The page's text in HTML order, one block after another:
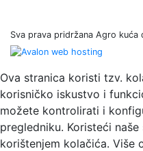
Sva prava pridržana Agro kuća
Ova stranica koristi tzv.
korisničko iskustvo i
možete kontrolirati i
pregledniku. Koristeći
korištenjem kolačića. Više